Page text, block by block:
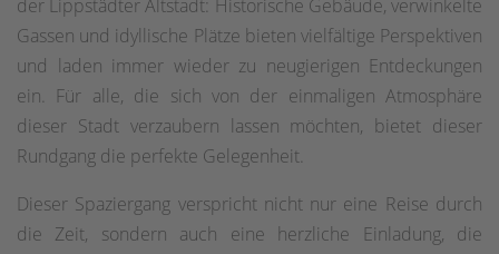
der Lippstädter Altstadt: Historische Gebäude, verwinkelte
Gassen und idyllische Plätze bieten vielfältige Perspektiven
und laden immer wieder zu neugierigen Entdeckungen
ein. Für alle, die sich von der einmaligen Atmosphäre
dieser Stadt verzaubern lassen möchten, bietet dieser
Rundgang die perfekte Gelegenheit.
Dieser Spaziergang verspricht nicht nur eine Reise durch
die Zeit, sondern auch eine herzliche Einladung, die